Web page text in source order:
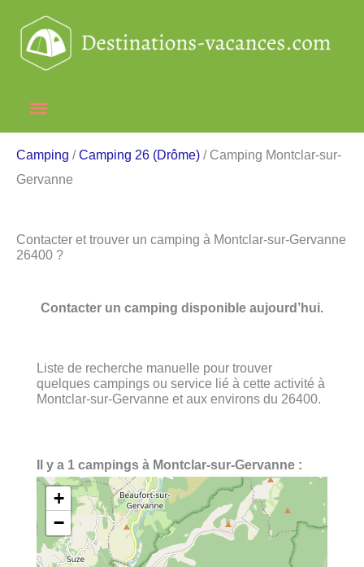
contenu
Menu
principal
Camping /Camping 26 (Drôme) / Camping Montclar-sur-
Gervanne
Contacter et trouver un camping à Montclar-sur-Gervanne
26400 ?
Contacter un camping disponible aujourd’hui.
Liste de recherche manuelle pour trouver
quelques campings ou service lié à cette activité à
Montclar-sur-Gervanne et aux environs du 26400.
Il y a 1 campings à Montclar-sur-Gervanne :
+
−